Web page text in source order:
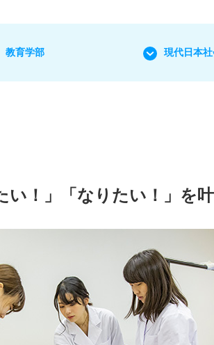
教育学部 現代日本
い！」「なりたい！」を